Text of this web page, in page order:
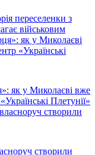
переселенки з
військовим
як у Миколаєві вже
Плетунії»
створили